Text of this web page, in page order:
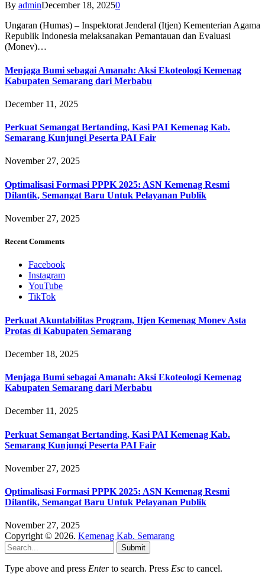
By adminDecember 18, 20250
Ungaran (Humas) – Inspektorat Jenderal (Itjen) Kementerian Agama
Republik Indonesia melaksanakan Pemantauan dan Evaluasi
(Monev)…
Menjaga Bumi sebagai Amanah: Aksi Ekoteologi Kemenag
Kabupaten Semarang dari Merbabu
December 11, 2025
Perkuat Semangat Bertanding, Kasi PAI Kemenag Kab.
Semarang Kunjungi Peserta PAI Fair
November 27, 2025
Optimalisasi Formasi PPPK 2025: ASN Kemenag Resmi
Dilantik, Semangat Baru Untuk Pelayanan Publik
November 27, 2025
Recent Comments
Facebook
Instagram
YouTube
TikTok
Perkuat Akuntabilitas Program, Itjen Kemenag Monev Asta
Protas di Kabupaten Semarang
December 18, 2025
Menjaga Bumi sebagai Amanah: Aksi Ekoteologi Kemenag
Kabupaten Semarang dari Merbabu
December 11, 2025
Perkuat Semangat Bertanding, Kasi PAI Kemenag Kab.
Semarang Kunjungi Peserta PAI Fair
November 27, 2025
Optimalisasi Formasi PPPK 2025: ASN Kemenag Resmi
Dilantik, Semangat Baru Untuk Pelayanan Publik
November 27, 2025
Copyright © 2026. Kemenag Kab. Semarang
Submit
Type above and press Enterto search. Press Esc to cancel.